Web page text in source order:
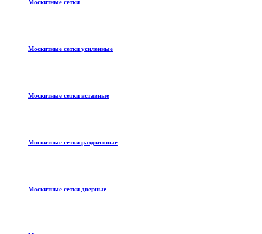
Москитные сетки
Москитные сетки усиленные
Москитные сетки вставные
Москитные сетки раздвижные
Москитные сетки дверные